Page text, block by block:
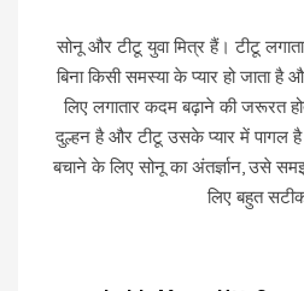
सोनू और टीटू युवा मित्र हैं। टीटू
बिना किसी समस्या के प्यार हो जाता
लिए लगातार कदम बढ़ाने की जरूरत
दुल्हन है और टीटू उसके प्यार में पागल
बचाने के लिए सोनू का अंतर्ज्ञान, उसे
लिए बहुत